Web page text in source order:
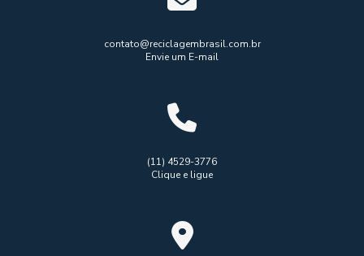
contato@reciclagembrasil.com.br
Envie um E-mail
(11) 4529-3776
Clique e ligue